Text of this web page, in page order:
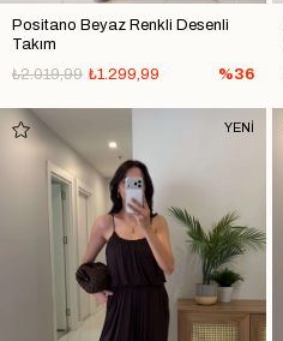
Positano Beyaz Renkli Desenli
Takım
₺1.299,99
₺2.019,99 %36
YENİ